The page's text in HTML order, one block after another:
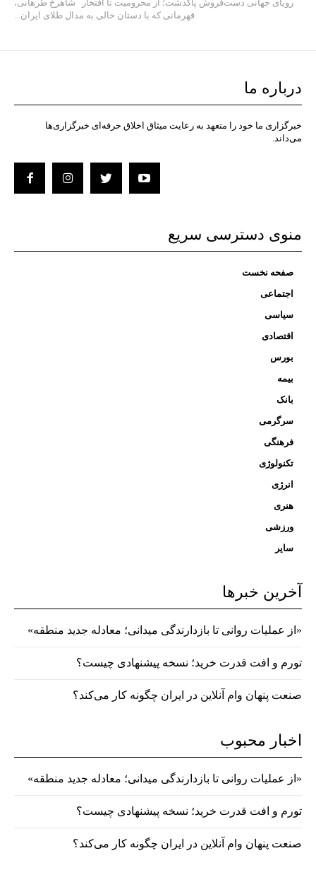
رویای جهانی دست‌فروش پاکدشت؛ از محرومیت تا افتخار شاهرخ طرهانی،
قهرمانی که با دستان خالی به مدال طلای ایران...
درباره ما
خبرگزاری ما خود را متعهد به رعایت میثاق اخلاق حرفه‌ای خبرگزاری‌ها
می‌داند.
منوی دسترسی سریع
صفحه نخست
اجتماعی
سیاسی
اقتصادی
بورس
بیمه
بانک
سرگرمی
فرهنگی
تکنولوژی
انرژی
هنری
ورزشی
سایر
آخرین خبرها
«از عملیات روانی تا بازدارندگی میدانی؛ معادله جدید منطقه»
تورم و افت قدرت خرید؛ نسخه پیشنهادی چیست؟
صنعت پنهان وام آنلاین در ایران چگونه کار می‌کند؟
اخبار محبوب
«از عملیات روانی تا بازدارندگی میدانی؛ معادله جدید منطقه»
تورم و افت قدرت خرید؛ نسخه پیشنهادی چیست؟
صنعت پنهان وام آنلاین در ایران چگونه کار می‌کند؟